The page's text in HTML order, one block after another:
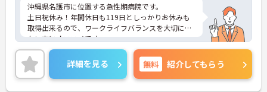
沖縄県名護市に位置する急性期病院です。
土日祝休み！年間休日も119日としっかりお休みも
取得出来るので、ワークライフバランスを大切にし
たい方にオススメです。
実務経験はなくてもOK！現場で働きながら経験を積
んでいくことができます。
ご興味をお持ちの方はお気軽にお問い合わせくださ
い。
詳細を見る 無料 紹介してもらう